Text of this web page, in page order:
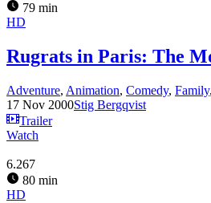
79 min
HD
Rugrats in Paris: The
Adventure, Animation, Comedy, Family,
17 Nov 2000Stig Bergqvist
Trailer
Watch
6.267
80 min
HD